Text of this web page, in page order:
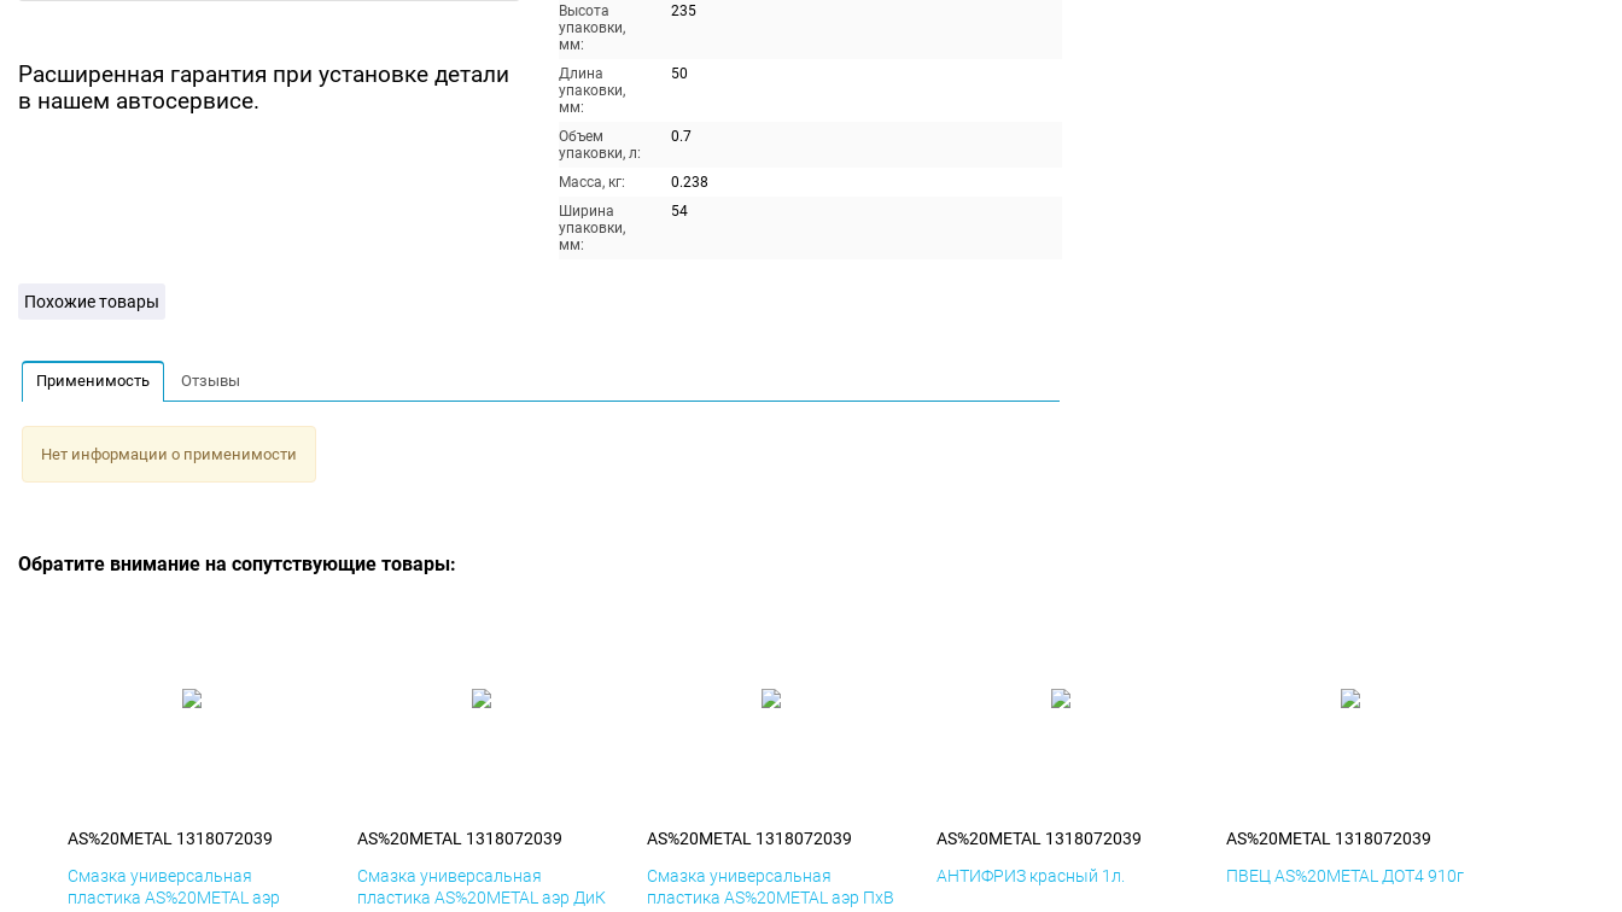
Расширенная гарантия при установке детали
в нашем автосервисе.
Высота
упаковки,
мм:
235
Длина
упаковки,
мм:
50
Объем
упаковки, л:
0.7
Масса, кг:
0.238
Ширина
упаковки,
мм:
54
Похожие товары
Применимость Отзывы
Нет информации о применимости
Обратите внимание на сопутствующие товары:
AS%20METAL 1318072039
Смазка универсальная
пластика AS%20METAL аэр
AS%20METAL 1318072039
Смазка универсальная
пластика AS%20METAL аэр ДиК
AS%20METAL 1318072039
Смазка универсальная
пластика AS%20METAL аэр ПхВ
AS%20METAL 1318072039
АНТИФРИЗ красный 1л.
AS%20METAL 1318072039
ПВЕЦ AS%20METAL ДОТ4 910г